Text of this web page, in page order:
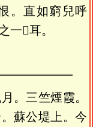
。直如窮兒呼
𢬵耳。
。三竺煙霞。
蘇公堤上。今